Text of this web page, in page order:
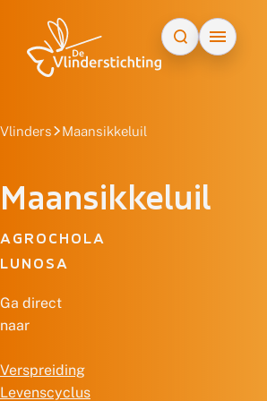
Vlinders Maansikkeluil
Maansikkeluil
AGROCHOLA
LUNOSA
Ga direct
naar
Verspreiding
Levenscyclus